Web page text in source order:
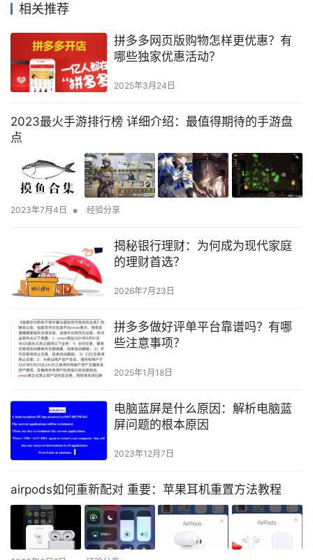
相关推荐
拼多多网页版购物怎样更优惠？有
哪些独家优惠活动？
2025年3月24日
2023最火手游排行榜 详细介绍：最值得期待的手游盘
点
2023年7月4日 • 经验分享
揭秘银行理财：为何成为现代家庭
的理财首选？
2026年7月23日
拼多多做好评单平台靠谱吗？有哪
些注意事项？
2025年1月18日
电脑蓝屏是什么原因：解析电脑蓝
屏问题的根本原因
2023年12月7日
airpods如何重新配对 重要：苹果耳机重置方法教程